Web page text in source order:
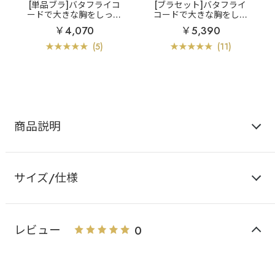
[単品ブラ]バタフライコ
ードで大きな胸をしっか
り支える
フラワー バタ
フライコード 単品ブラジ
ャー (FGHカップ)
￥4,070
(5)
[ブラセット]バタフライ
コードで大きな胸をしっ
かり支える
フラワー バ
タフライコード ブラジャ
ー&ショーツ (FGHカッ
プ)
￥5,390
(11)
商品説明
サイズ/仕様
レビュー 0